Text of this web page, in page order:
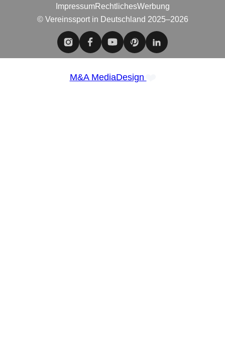
ImpressumRechtlichesWerbung
© Vereinssport in Deutschland 2025–2026
M&A MediaDesign